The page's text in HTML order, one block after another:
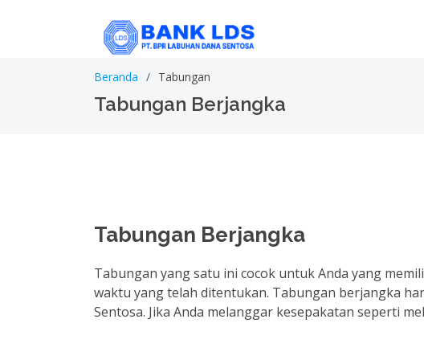
Beranda Tabungan
Tabungan Berjangka
Tabungan Berjangka
Tabungan yang satu ini cocok untuk Anda yang
waktu yang telah ditentukan. Tabungan berjangka
Sentosa. Jika Anda melanggar kesepakatan seperti